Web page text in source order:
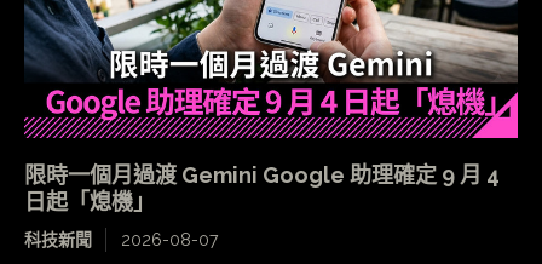
限時一個月過渡 Gemini Google 助理確定 9 月 4
日起「熄機」
科技新聞 2026-08-07